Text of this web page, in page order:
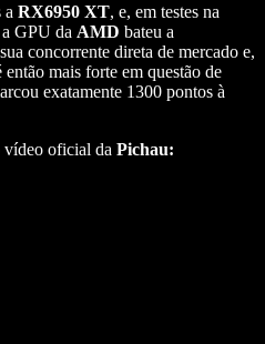
a RX6950 XT, e, em testes na
a GPU da AMD bateu a
sua concorrente direta de mercado e,
mais forte em questão de
exatamente 1300 pontos à
vídeo oficial da Pichau: